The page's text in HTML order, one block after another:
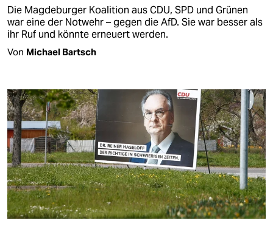
Die Magdeburger Koalition aus CDU, SPD und Grünen
war eine der Notwehr – gegen die AfD. Sie war besser als
ihr Ruf und könnte erneuert werden.
Von Michael Bartsch